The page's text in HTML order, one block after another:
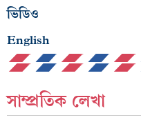
ভিডিও
English
সাম্প্রতিক লেখা